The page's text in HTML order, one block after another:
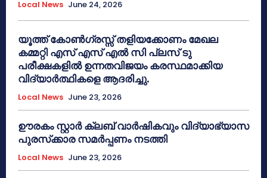
Local News June 24, 2026
യൂത്ത് കോൺഗ്രസ്സ് തളിയക്കോണം മേഖല
കമ്മറ്റി എസ് എസ് എൽ സി പ്ലസ് ടു
പരീക്ഷകളിൽ ഉന്നതവിജയം കരസ്ഥമാക്കിയ
വിദ്യാർത്ഥികളെ ആദരിച്ചു.
Local News June 23, 2026
ഊരകം സ്റ്റാർ ക്ലബ് വാർഷികവും വിദ്യാഭ്യാസ
പുരസ്‌ക്കാര സമർപ്പണം നടത്തി
Local News June 23, 2026